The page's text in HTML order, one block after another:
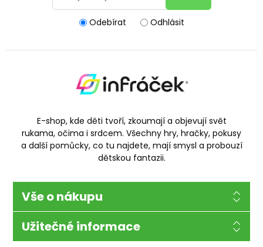
Odebírat Odhlásit
E-shop, kde děti tvoří, zkoumají a objevují svět
rukama, očima i srdcem. Všechny hry, hračky, pokusy
a další pomůcky, co tu najdete, mají smysl a probouzí
dětskou fantazii.
Vše o nákupu
Užitečné informace